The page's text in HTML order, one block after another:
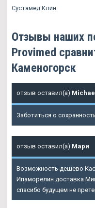
Сустамед Клин
Отзывы наших
Provimed
Каменогорск
отзыв оставил(а)
Заботиться о
отзыв оставил(а) Мари
Возможность дешево
Ипаморелин доставка
спасибо будущем не